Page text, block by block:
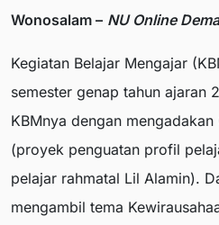
Wonosalam – NU Online
Kegiatan Belajar Mengajar
semester genap tahun ajaran
KBMnya dengan
(proyek penguatan profil
pelajar rahmatal Lil Alamin).
mengambil tema